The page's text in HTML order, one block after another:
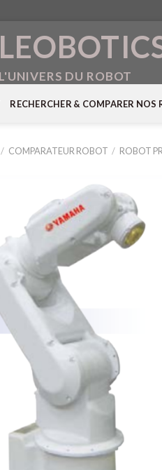
L'UNIVERS DU ROBOT
RECHERCHER & COMPARER NOS
/ COMPARATEUR ROBOT / ROBOT